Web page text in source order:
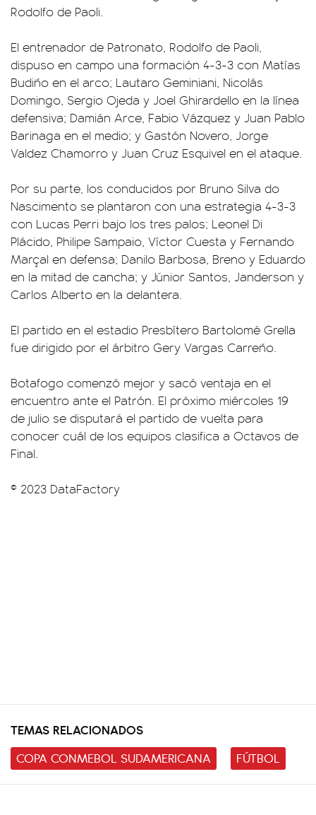
Rodolfo de Paoli.
El entrenador de Patronato, Rodolfo de Paoli,
dispuso en campo una formación 4-3-3 con Matías
Budiño en el arco; Lautaro Geminiani, Nicolás
Domingo, Sergio Ojeda y Joel Ghirardello en la línea
defensiva; Damián Arce, Fabio Vázquez y Juan Pablo
Barinaga en el medio; y Gastón Novero, Jorge
Valdez Chamorro y Juan Cruz Esquivel en el ataque.
Por su parte, los conducidos por Bruno Silva do
Nascimento se plantaron con una estrategia 4-3-3
con Lucas Perri bajo los tres palos; Leonel Di
Plácido, Philipe Sampaio, Víctor Cuesta y Fernando
Marçal en defensa; Danilo Barbosa, Breno y Eduardo
en la mitad de cancha; y Júnior Santos, Janderson y
Carlos Alberto en la delantera.
El partido en el estadio Presbítero Bartolomé Grella
fue dirigido por el árbitro Gery Vargas Carreño.
Botafogo comenzó mejor y sacó ventaja en el
encuentro ante el Patrón. El próximo miércoles 19
de julio se disputará el partido de vuelta para
conocer cuál de los equipos clasifica a Octavos de
Final.
© 2023 DataFactory
TEMAS RELACIONADOS
COPA CONMEBOL SUDAMERICANA
FÚTBOL